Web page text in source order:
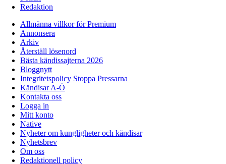
Redaktion
Allmänna villkor för Premium
Annonsera
Arkiv
Återställ lösenord
Bästa kändissajterna 2026
Bloggnytt
Integritetspolicy Stoppa Pressarna
Kändisar A-Ö
Kontakta oss
Logga in
Mitt konto
Native
Nyheter om kungligheter och kändisar
Nyhetsbrev
Om oss
Redaktionell policy